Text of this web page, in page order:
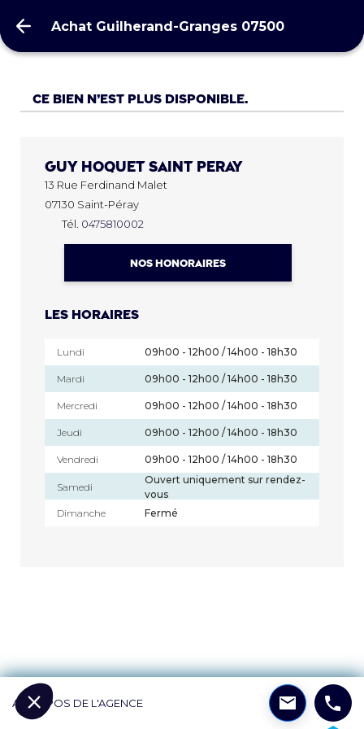
Achat Guilherand-Granges 07500
Achat Guilherand-Granges 07500
Ce bien n’est plus disponible.
Guy HoquetSAINT PERAY
13 Rue Ferdinand Malet
07130 Saint-Péray
Tél. 0475810002
NOS HONORAIRES
Les horaires
Lundi 09h00 - 12h00 / 14h00 - 18h30
Mardi 09h00 - 12h00 / 14h00 - 18h30
Mercredi 09h00 - 12h00 / 14h00 - 18h30
Jeudi 09h00 - 12h00 / 14h00 - 18h30
Vendredi 09h00 - 12h00 / 14h00 - 18h30
Samedi
Ouvert uniquement sur rendez-
vous
Dimanche
Fermé
A PROPOS DE L'AGENCE